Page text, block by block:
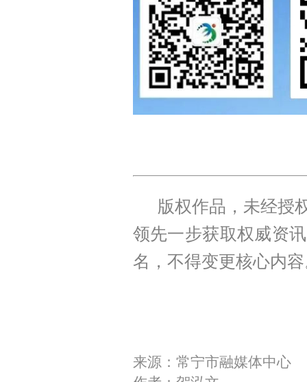
版权作品，未经授
领先一步获取权威资
名，不得变更核心内
来源：常宁市融媒体中心